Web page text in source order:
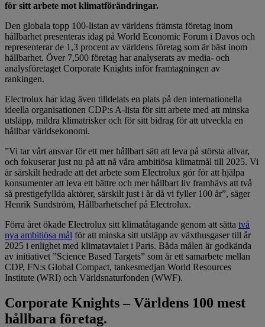
för sitt arbete mot klimatförändringar.
Den globala topp 100-listan av världens främsta företag inom
hållbarhet presenteras idag på World Economic Forum i Davos och
representerar de 1,3 procent av världens företag som är bäst inom
hållbarhet. Över 7,500 företag har analyserats av media- och
analysföretaget Corporate Knights inför framtagningen av
rankingen.
Electrolux har idag även tilldelats en plats på den internationella
ideella organisationen CDP:s A-lista för sitt arbete med att minska
utsläpp, mildra klimatrisker och för sitt bidrag för att utveckla en
hållbar världsekonomi.
”Vi tar vårt ansvar för ett mer hållbart sätt att leva på största allvar,
och fokuserar just nu på att nå våra ambitiösa klimatmål till 2025. Vi
är särskilt hedrade att det arbete som Electrolux gör för att hjälpa
konsumenter att leva ett bättre och mer hållbart liv framhävs att två
så prestigefyllda aktörer, särskilt just i år då vi fyller 100 år”, säger
Henrik Sundström, Hållbarhetschef på Electrolux.
Förra året ökade Electrolux sitt klimatåtagande genom att sätta två
nya ambitiösa mål för att minska sitt utsläpp av växthusgaser till år
2025 i enlighet med klimatavtalet i Paris. Båda målen är godkända
av initiativet ”Science Based Targets” som är ett samarbete mellan
CDP, FN:s Global Compact, tankesmedjan World Resources
Institute (WRI) och Världsnaturfonden (WWF).
Corporate Knights – Världens 100 mest
hållbara företag.